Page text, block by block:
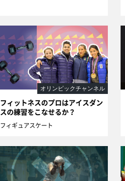
フィットネスのプロはアイスダン
スの練習をこなせるか？
フィギュアスケート
オリンピックチャンネル